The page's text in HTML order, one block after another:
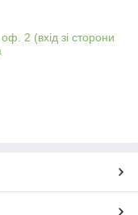
2 (вхід зі сторони